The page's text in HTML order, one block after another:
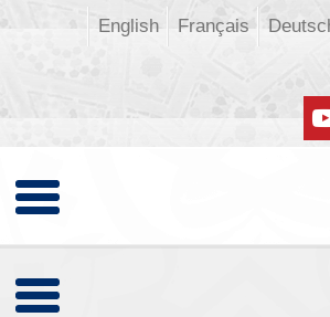
Français
English